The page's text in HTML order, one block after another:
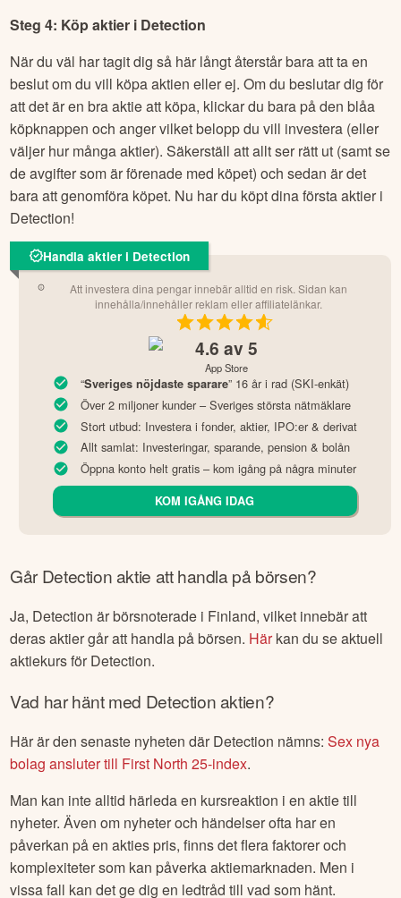
Steg 4: Köp aktier i Detection
När du väl har tagit dig så här långt återstår bara att ta en
beslut om du vill köpa aktien eller ej. Om du beslutar dig för
att det är en bra aktie att köpa, klickar du bara på den blåa
köpknappen och anger vilket belopp du vill investera (eller
väljer hur många aktier). Säkerställ att allt ser rätt ut (samt se
de avgifter som är förenade med köpet) och sedan är det
bara att genomföra köpet. Nu har du köpt dina första aktier i
Detection!
Handla aktier i Detection
Att investera dina pengar innebär alltid en risk. Sidan kan
innehålla/innehåller reklam eller affiliatelänkar.
4.6 av 5
App Store
“Sveriges nöjdaste sparare” 16 år i rad (SKI-enkät)
Över 2 miljoner kunder – Sveriges största nätmäklare
Stort utbud: Investera i fonder, aktier, IPO:er & derivat
Allt samlat: Investeringar, sparande, pension & bolån
Öppna konto helt gratis – kom igång på några minuter
KOM IGÅNG IDAG
GårDetectionaktie att handla på börsen?
Ja, Detection är börsnoterade i Finland, vilket innebär att
deras aktier går att handla på börsen. Härkan du se aktuell
aktiekurs för Detection.
Vad har hänt med Detectionaktien?
Här är den senaste nyheten där Detection nämns:Sex nya
bolag ansluter till First North 25-index.
Man kan inte alltid härleda en kursreaktion i en aktie till
nyheter. Även om nyheter och händelser ofta har en
påverkan på en akties pris, finns det flera faktorer och
komplexiteter som kan påverka aktiemarknaden. Men i
vissa fall kan det ge dig en ledtråd till vad som hänt.